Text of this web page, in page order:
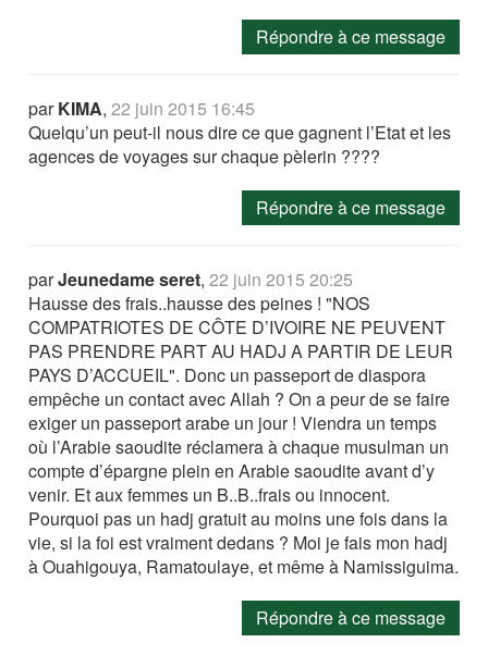
Répondre à ce message
parKIMA,22 juin 2015 16:45
Quelqu’un peut-il nous dire ce que gagnent l’Etat et les
agences de voyages sur chaque pèlerin ????
Répondre à ce message
parJeunedame seret,22 juin 2015 20:25
Hausse des frais..hausse des peines ! "NOS
COMPATRIOTES DE CÔTE D’IVOIRE NE PEUVENT
PAS PRENDRE PART AU HADJ A PARTIR DE LEUR
PAYS D’ACCUEIL". Donc un passeport de diaspora
empêche un contact avec Allah ? On a peur de se faire
exiger un passeport arabe un jour ! Viendra un temps
où l’Arabie saoudite réclamera à chaque musulman un
compte d’épargne plein en Arabie saoudite avant d’y
venir. Et aux femmes un B..B..frais ou innocent.
Pourquoi pas un hadj gratuit au moins une fois dans la
vie, si la foi est vraiment dedans ? Moi je fais mon hadj
à Ouahigouya, Ramatoulaye, et même à Namissiguima.
Répondre à ce message